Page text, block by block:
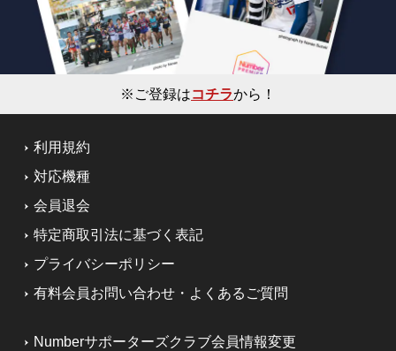
※ご登録はコチラから！
利用規約
対応機種
会員退会
特定商取引法に基づく表記
プライバシーポリシー
有料会員お問い合わせ・よくあるご質問
Numberサポーターズクラブ会員情報変更